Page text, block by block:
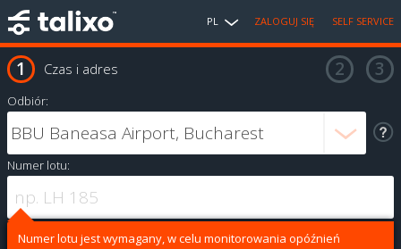
PL ZALOGUJ SIĘ SELF SERVICE
Czas i adres
Odbiór:
Numer lotu:
Numer lotu jest wymagany, w celu monitorowania opóźnień